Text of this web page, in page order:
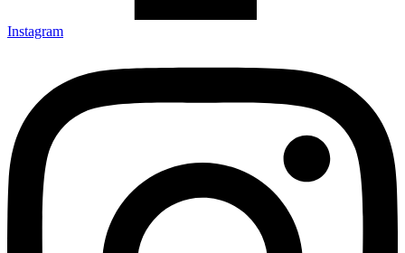
Instagram